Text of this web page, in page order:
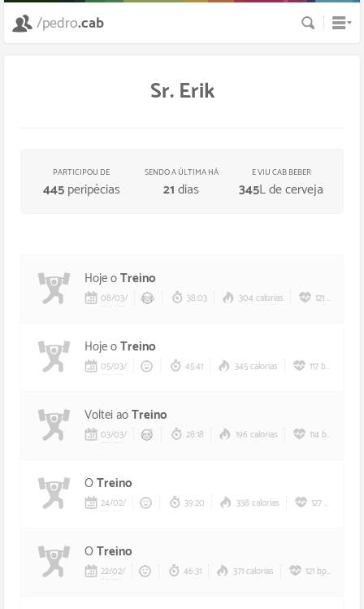
/pedro.cab Busca
Sr. Erik
PARTICIPOU DE
445peripécias
SENDO A ÚLTIMA HÁ
21dias
E VIU CAB BEBER
345L de cerveja
Hoje oTreino
08/03/ 38:03 304 calorias 121 bpm
Hoje oTreino
05/03/ 45:41 345 calorias 117 bpm
Voltei aoTreino
03/03/ 28:18 196 calorias 114 bpm
OTreino
24/02/ 39:20 338 calorias 127 bpm
OTreino
22/02/ 46:31 371 calorias 121 bpm